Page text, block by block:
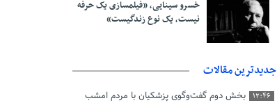
خسرو سینایی، «فیلمسازی یک حرفه
نیست، یک نوع زندگیست»
جدیدترین مقالات
12:46
بخش دوم گفت‌وگوی پزشکیان با مردم امشب